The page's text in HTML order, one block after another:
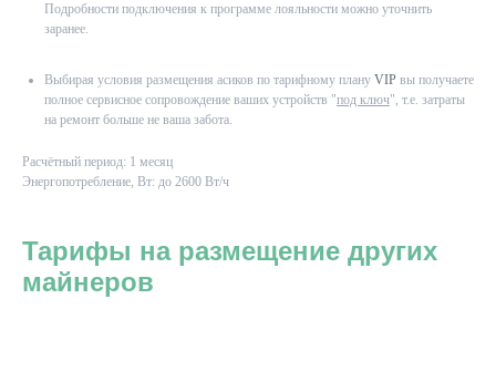
Подробности подключения к программе лояльности можно уточнить
заранее.
Выбирая условия размещения асиков по тарифному плану VIP вы получаете
полное сервисное сопровождение ваших устройств "под ключ", т.е. затраты
на ремонт больше не ваша забота.
Расчётный период: 1 месяц
Энергопотребление, Вт: до 2600 Вт/ч
Тарифы на размещение других
майнеров